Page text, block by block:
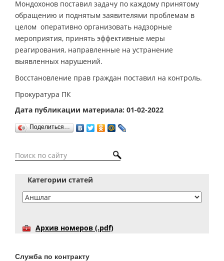
Мондохонов поставил задачу по каждому принятому
обращению и поднятым заявителями проблемам в
целом оперативно организовать надзорные
мероприятия, принять эффективные меры
реагирования, направленные на устранение
выявленных нарушений.
Восстановление прав граждан поставил на контроль.
Прокуратура ПК
Дата публикации материала: 01-02-2022
Поделиться…
Категории статей
Архив номеров (.pdf)
Служба по контракту